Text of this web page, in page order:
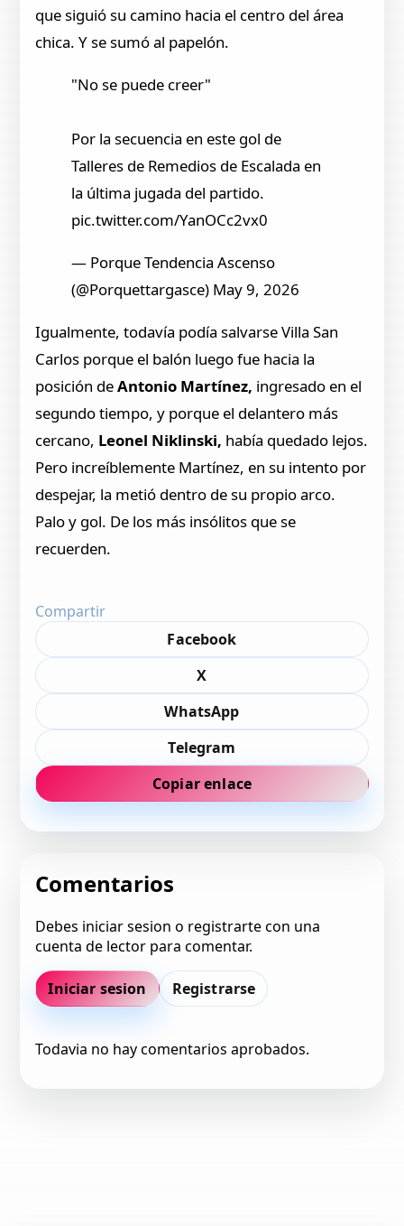
que siguió su camino hacia el centro del área
chica. Y se sumó al papelón.
"No se puede creer"
Por la secuencia en este gol de
Talleres de Remedios de Escalada en
la última jugada del partido.
pic.twitter.com/YanOCc2vx0
— Porque Tendencia Ascenso
(@Porquettargasce) May 9, 2026
Igualmente, todavía podía salvarse Villa San
Carlos porque el balón luego fue hacia la
posición deAntonio Martínez, ingresado en el
segundo tiempo, y porque el delantero más
cercano, Leonel Niklinski, había quedado lejos.
Pero increíblemente Martínez, en su intento por
despejar, la metió dentro de su propio arco.
Palo y gol. De los más insólitos que se
recuerden.
Compartir
Facebook
X
WhatsApp
Telegram
Copiar enlace
Comentarios
Debes iniciar sesion o registrarte con una
cuenta de lector para comentar.
Iniciar sesion Registrarse
Todavia no hay comentarios aprobados.